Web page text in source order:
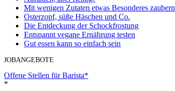
Mit wenigen Zutaten etwas Besonderes zaubern
Osterzopf, süße Häschen und Co.
Die Entdeckung der Schockfrostung
Entspannt vegane Ernährung testen
Gut essen kann so einfach sein
JOBANGEBOTE
Offene Stellen für Barista*
*